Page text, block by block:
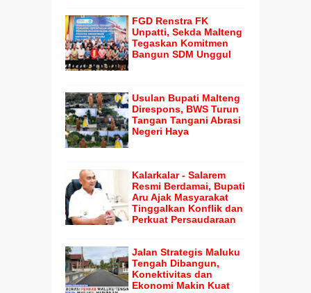
FGD Renstra FK
Unpatti, Sekda Malteng
Tegaskan Komitmen
Bangun SDM Unggul
Usulan Bupati Malteng
Direspons, BWS Turun
Tangan Tangani Abrasi
Negeri Haya
Kalarkalar - Salarem
Resmi Berdamai, Bupati
Aru Ajak Masyarakat
Tinggalkan Konflik dan
Perkuat Persaudaraan
Jalan Strategis Maluku
Tengah Dibangun,
Konektivitas dan
Ekonomi Makin Kuat